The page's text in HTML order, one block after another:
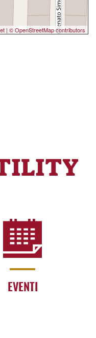
| © OpenStreetMap contributors
EVENTI